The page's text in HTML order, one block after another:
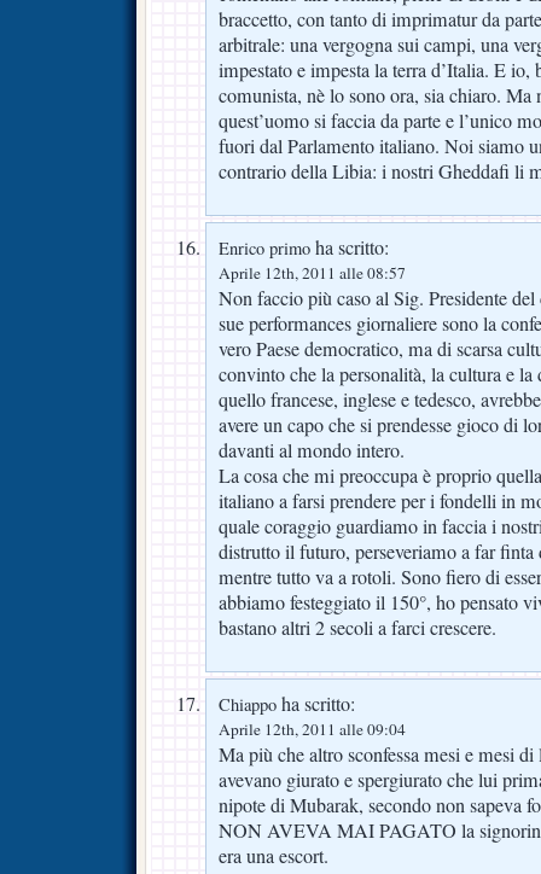
braccetto, con tanto di imprimatur da
arbitrale: una vergogna sui campi, una
impestato e impesta la terra d’Italia. E io,
comunista, nè lo sono ora, sia chiaro. Ma
quest’uomo si faccia da parte e l’unico
fuori dal Parlamento italiano. Noi siamo
contrario della Libia: i nostri Gheddafi li
Enrico primo ha scritto:
Aprile 12th, 2011 alle 08:57
Non faccio più caso al Sig. Presidente
sue performances giornaliere sono la
vero Paese democratico, ma di scarsa
convinto che la personalità, la cultura e
quello francese, inglese e tedesco,
avere un capo che si prendesse gioco di
davanti al mondo intero.
La cosa che mi preoccupa è proprio
italiano a farsi prendere per i fondelli in
quale coraggio guardiamo in faccia i
distrutto il futuro, perseveriamo a far
mentre tutto va a rotoli. Sono fiero di
abbiamo festeggiato il 150°, ho pensato
bastano altri 2 secoli a farci crescere.
Chiappo ha scritto:
Aprile 12th, 2011 alle 09:04
Ma più che altro sconfessa mesi e mesi
avevano giurato e spergiurato che lui
nipote di Mubarak, secondo non sapeva
NON AVEVA MAI PAGATO la
era una escort.